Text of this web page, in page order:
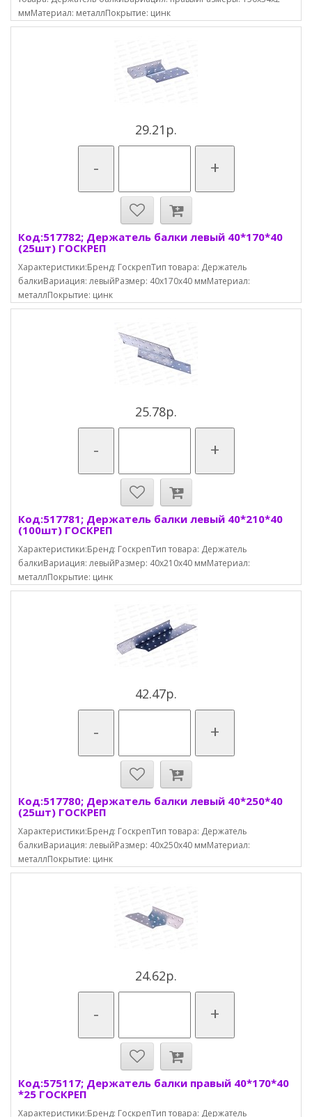
ммМатериал: металлПокрытие: цинк
29.21р.
- +
Код:517782; Держатель балки левый 40*170*40
(25шт) ГОСКРЕП
Характеристики:Бренд: ГоскрепТип товара: Держатель
балкиВариация: левыйРазмер: 40х170х40 ммМатериал:
металлПокрытие: цинк
25.78р.
- +
Код:517781; Держатель балки левый 40*210*40
(100шт) ГОСКРЕП
Характеристики:Бренд: ГоскрепТип товара: Держатель
балкиВариация: левыйРазмер: 40х210х40 ммМатериал:
металлПокрытие: цинк
42.47р.
- +
Код:517780; Держатель балки левый 40*250*40
(25шт) ГОСКРЕП
Характеристики:Бренд: ГоскрепТип товара: Держатель
балкиВариация: левыйРазмер: 40х250х40 ммМатериал:
металлПокрытие: цинк
24.62р.
- +
Код:575117; Держатель балки правый 40*170*40
*25 ГОСКРЕП
Характеристики:Бренд: ГоскрепТип товара: Держатель